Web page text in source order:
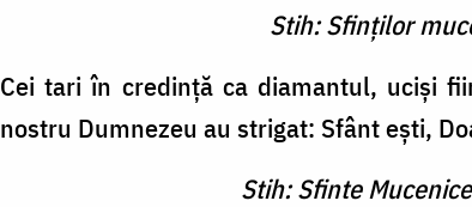
Stih: Sfinţilor
Cei tari în credinţă ca dia­mantul, ucişi
nostru Dumnezeu au strigat: Sfânt eşti,
Stih: Sfinte